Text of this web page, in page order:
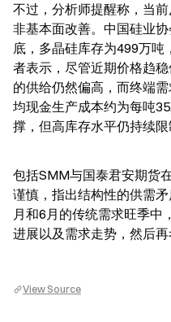
不过，分析师提醒称，当
非基本面改善。中国硅业
底，多晶硅库存为499万
者表示，尽管近期价格趋
的供给仍然偏高，而终端
均现金生产成本约为每吨
撑，但高库存水平仍持续限
包括SMM与国泰君安期货
谨慎，指出结构性的供需
月和6月的传统需求旺季中
进展以及需求走势，然后
View Source